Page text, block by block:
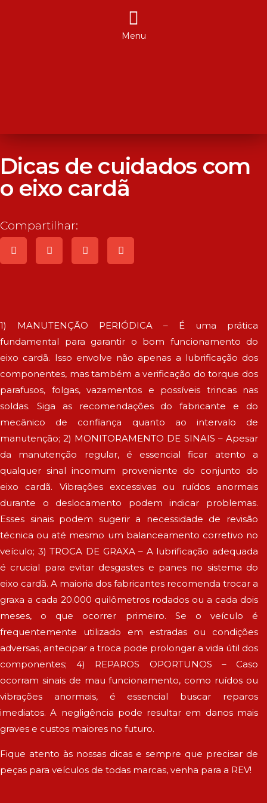
Menu
Dicas de cuidados com
o eixo cardã
Compartilhar:
1) MANUTENÇÃO PERIÓDICA – É uma prática
fundamental para garantir o bom funcionamento do
eixo cardã. Isso envolve não apenas a lubrificação dos
componentes, mas também a verificação do torque dos
parafusos, folgas, vazamentos e possíveis trincas nas
soldas. Siga as recomendações do fabricante e do
mecânico de confiança quanto ao intervalo de
manutenção; 2) MONITORAMENTO DE SINAIS – Apesar
da manutenção regular, é essencial ficar atento a
qualquer sinal incomum proveniente do conjunto do
eixo cardã. Vibrações excessivas ou ruídos anormais
durante o deslocamento podem indicar problemas.
Esses sinais podem sugerir a necessidade de revisão
técnica ou até mesmo um balanceamento corretivo no
veículo; 3) TROCA DE GRAXA – A lubrificação adequada
é crucial para evitar desgastes e panes no sistema do
eixo cardã. A maioria dos fabricantes recomenda trocar a
graxa a cada 20.000 quilômetros rodados ou a cada dois
meses, o que ocorrer primeiro. Se o veículo é
frequentemente utilizado em estradas ou condições
adversas, antecipar a troca pode prolongar a vida útil dos
componentes; 4) REPAROS OPORTUNOS – Caso
ocorram sinais de mau funcionamento, como ruídos ou
vibrações anormais, é essencial buscar reparos
imediatos. A negligência pode resultar em danos mais
graves e custos maiores no futuro.
Fique atento às nossas dicas e sempre que precisar de
peças para veículos de todas marcas, venha para a REV!